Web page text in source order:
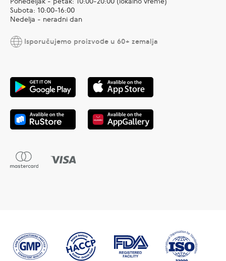
Subota: 10:00-16:00
Nedelja - neradni dan
Isporučujemo proizvode u 60+ zemalja